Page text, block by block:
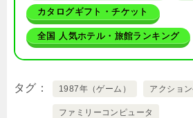
カタログギフト・チケット
全国 人気ホテル・旅館ランキング
タグ 1987年（ゲーム） アクショ
ファミリーコンピュータ